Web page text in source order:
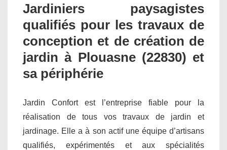
Jardiniers paysagistes
qualifiés pour les travaux de
conception et de création de
jardin à Plouasne (22830) et
sa périphérie
Jardin Confort est l’entreprise fiable pour la
réalisation de tous vos travaux de jardin et
jardinage. Elle a à son actif une équipe d’artisans
qualifiés, expérimentés et aux spécialités